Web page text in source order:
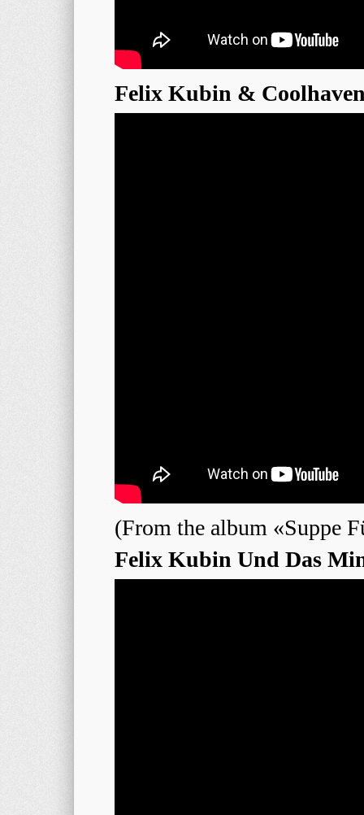
Felix Kubin &
(From the album «Suppe
Felix Kubin Und Das